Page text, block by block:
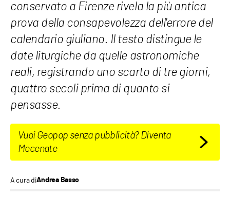
conservato a Firenze rivela la più antica
prova della consapevolezza dell'errore del
calendario giuliano. Il testo distingue le
date liturgiche da quelle astronomiche
reali, registrando uno scarto di tre giorni,
quattro secoli prima di quanto si
pensasse.
Vuoi Geopop senza pubblicità? Diventa
Mecenate
A cura diAndrea Basso